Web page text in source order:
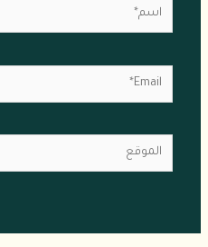
اسم*
Email*
الموقع